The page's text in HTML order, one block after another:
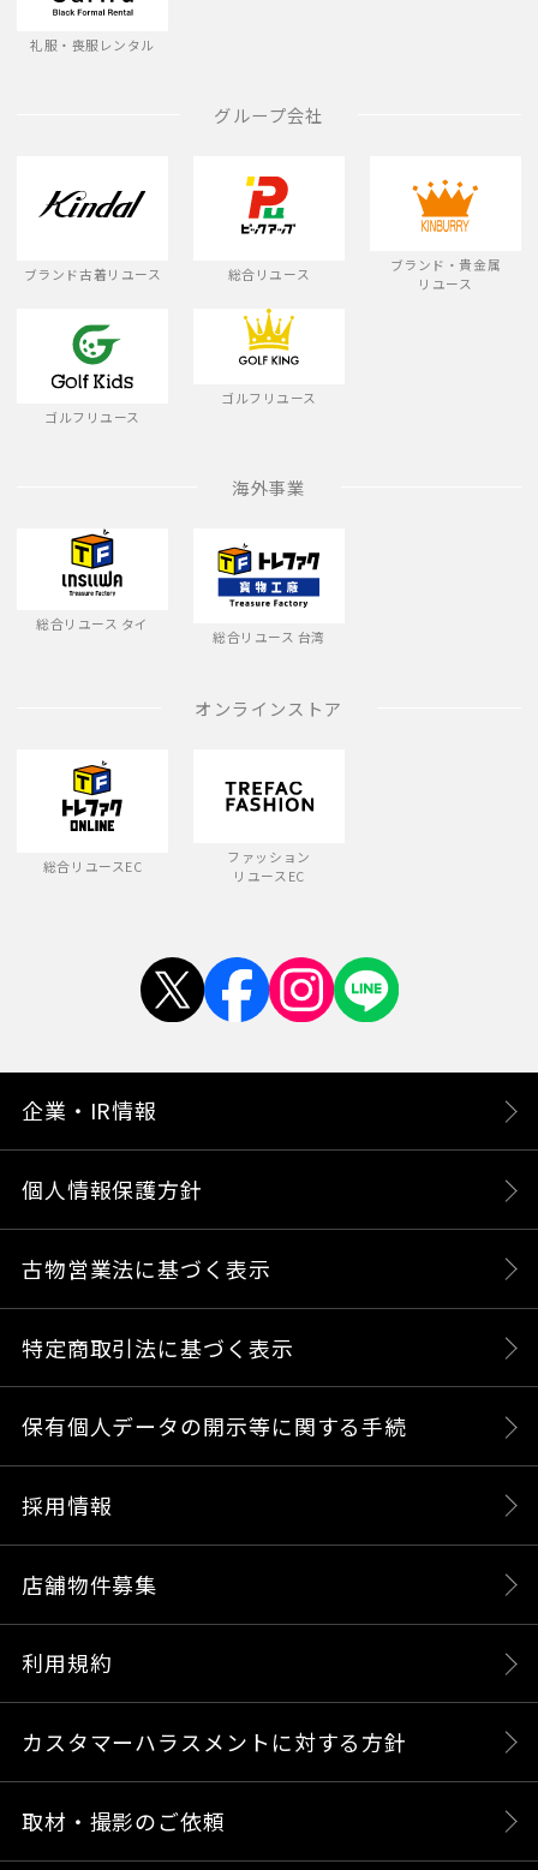
礼服・喪服レンタル
グループ会社
ブランド古着リユース 総合リユース
ブランド・貴金属
リユース
ゴルフリユース
ゴルフリユース
海外事業
総合リユース タイ
総合リユース 台湾
オンラインストア
総合リユースEC
ファッション
リユースEC
企業・IR情報
個人情報保護方針
古物営業法に基づく表示
特定商取引法に基づく表示
保有個人データの開示等に関する手続
採用情報
店舗物件募集
利用規約
カスタマーハラスメントに対する方針
取材・撮影のご依頼